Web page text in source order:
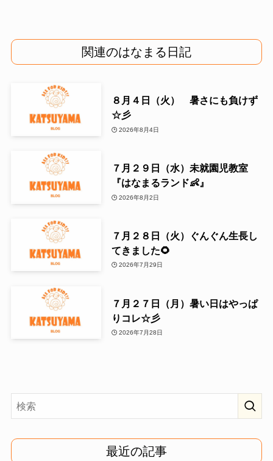
関連のはなまる日記
８月４日（火） 暑さにも負けず
☆彡
2026年8月4日
７月２９日（水）未就園児教室
『はなまるランド👶』
2026年8月2日
７月２８日（火）ぐんぐん生長し
てきました🌻
2026年7月29日
７月２７日（月）暑い日はやっぱ
りコレ☆彡
2026年7月28日
最近の記事